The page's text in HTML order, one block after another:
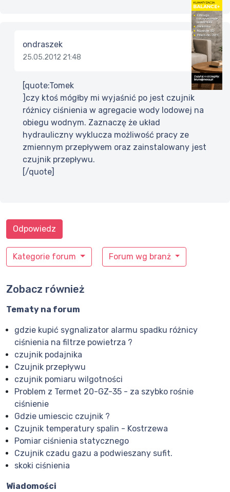
ondraszek
25.05.2012 21:48
[quote:Tomek
]czy ktoś mógłby mi wyjaśnić po jest czujnik
różnicy ciśnienia w agregacie wody lodowej na
obiegu wodnym. Zaznaczę że układ
hydrauliczny wyklucza możliwość pracy ze
zmiennym przepływem oraz zainstalowany jest
czujnik przepływu.
[/quote]
Kategorie forum Forum wg branż
Odpowiedz
Zobacz również
Tematy na forum
gdzie kupić sygnalizator alarmu spadku różnicy
ciśnienia na filtrze powietrza ?
czujnik podajnika
Czujnik przepływu
czujnik pomiaru wilgotności
Problem z Termet 20-GZ-35 - za szybko rośnie
ciśnienie
Gdzie umiescic czujnik ?
Czujnik temperatury spalin - Kostrzewa
Pomiar ciśnienia statycznego
Czujnik czadu gazu a podwieszany sufit.
skoki ciśnienia
Wiadomości